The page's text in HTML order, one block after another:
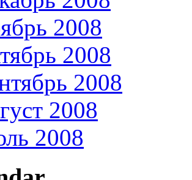
2008
2008
2008
2008
2008